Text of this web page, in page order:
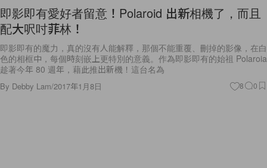
即影即有愛好者留意！Polaroid 出新相機了，而且
配大呎吋菲林！
即影即有的魔力，真的沒有人能解釋，那個不能重覆、刪掉的影像，在白
色的相框中，每個時刻嵌上更特別的意義。作為即影即有的始祖 Polaroia
趁著今年 80 週年，藉此推出新機！這台名為
By Debby Lam/2017年1月8日 8 0